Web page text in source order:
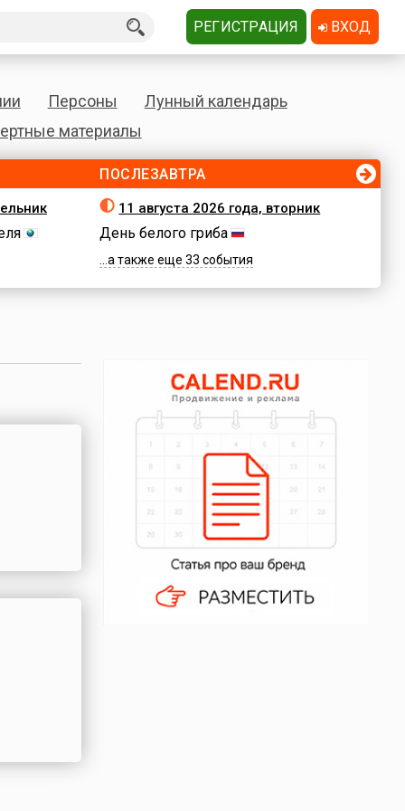
Персоны
Лунный календарь
материалы
ПОСЛЕЗАВТРА
11 августа 2026 года, вторник
День белого гриба
...а также еще 33 события
РЕГИСТРАЦИЯ ВХОД